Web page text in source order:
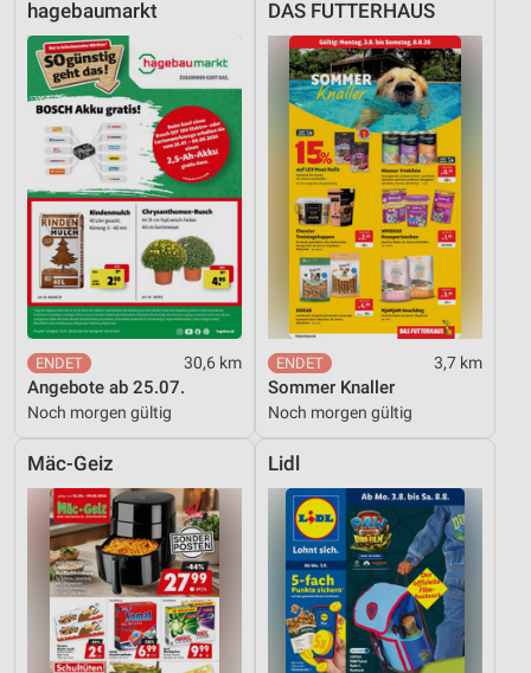
hagebaumarkt
30,6 km
Angebote ab 25.07.
Noch morgen gültig
DAS FUTTERHAUS
3,7 km
Sommer Knaller
Noch morgen gültig
Mäc-Geiz Lidl